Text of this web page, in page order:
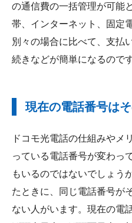
の通信費の一括管理が可能
帯、インターネット、固定
別々の場合に比べて、支払
続きなどが簡単になるのです
現在の電話番号は
ドコモ光電話の仕組みやメ
っている電話番号が変わっ
もいるのではないでしょう
たときに、同じ電話番号が
ない人がいます。現在の電